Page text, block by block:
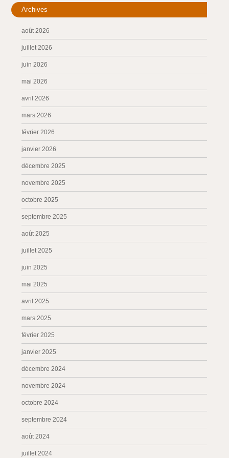
Archives
août 2026
juillet 2026
juin 2026
mai 2026
avril 2026
mars 2026
février 2026
janvier 2026
décembre 2025
novembre 2025
octobre 2025
septembre 2025
août 2025
juillet 2025
juin 2025
mai 2025
avril 2025
mars 2025
février 2025
janvier 2025
décembre 2024
novembre 2024
octobre 2024
septembre 2024
août 2024
juillet 2024